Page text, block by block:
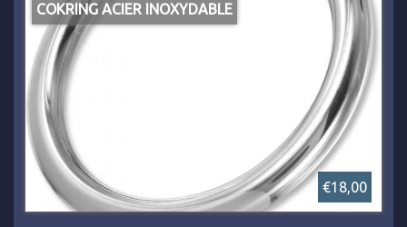
COKRING ACIER INOXYDABLE
€18,00